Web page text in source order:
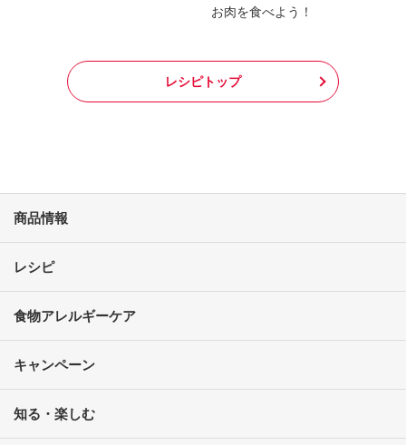
お肉を食べよう！
レシピトップ
商品情報
レシピ
食物アレルギーケア
キャンペーン
知る・楽しむ